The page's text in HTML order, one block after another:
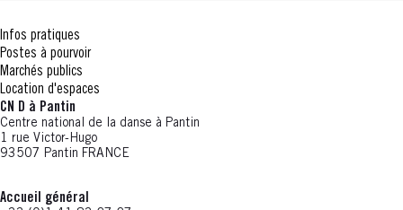
Infos pratiques
Postes à pourvoir
Marchés publics
Location d'espaces
CN D à Pantin
Centre national de la danse à Pantin
1 rue Victor-Hugo
93507 Pantin FRANCE
Accueil général